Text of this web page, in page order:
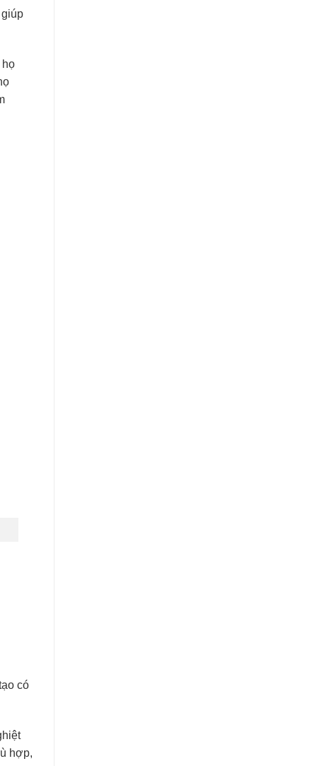
họ
có
hợp,